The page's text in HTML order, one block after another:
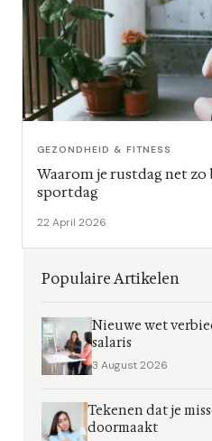
GEZONDHEID & FITNESS
Waarom je rustdag net zo
sportdag
22 April 2026
Populaire Artikelen
Nieuwe wet
salaris
3 August 2026
Tekenen dat je
doormaakt